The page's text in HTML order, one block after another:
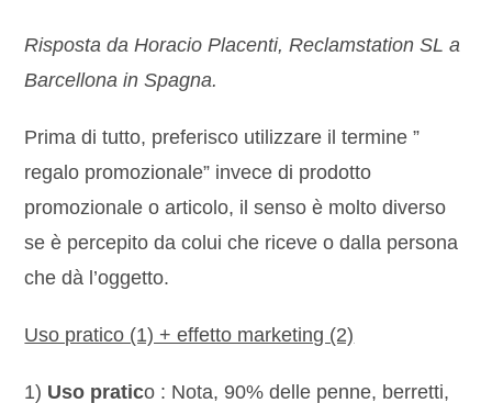
Risposta da Horacio Placenti, Reclamstation SL a
Barcellona in Spagna.
Prima di tutto, preferisco utilizzare il termine ”
regalo promozionale” invece di prodotto
promozionale o articolo, il senso è molto diverso
se è percepito da colui che riceve o dalla persona
che dà l’oggetto.
Uso pratico (1) + effetto marketing (2)
1) Uso pratico : Nota, 90% delle penne, berretti,